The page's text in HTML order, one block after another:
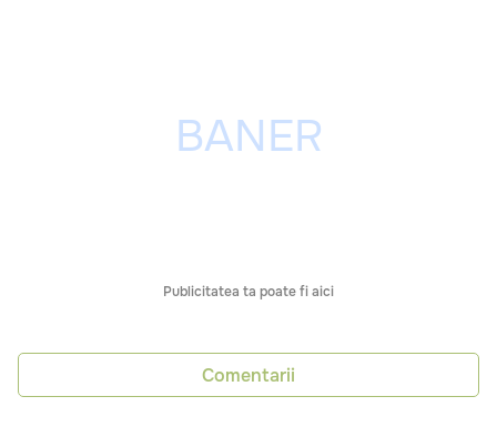
Publicitatea ta poate fi aici
Comentarii